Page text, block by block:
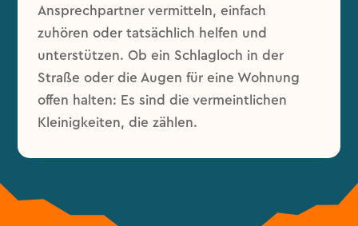
Ansprechpartner vermitteln, einfach
zuhören oder tatsächlich helfen und
unterstützen. Ob ein Schlagloch in der
Straße oder die Augen für eine Wohnung
offen halten: Es sind die vermeintlichen
Kleinigkeiten, die zählen.